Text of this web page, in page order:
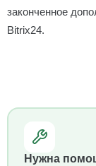
законченное
Bitrix24.
Нужна